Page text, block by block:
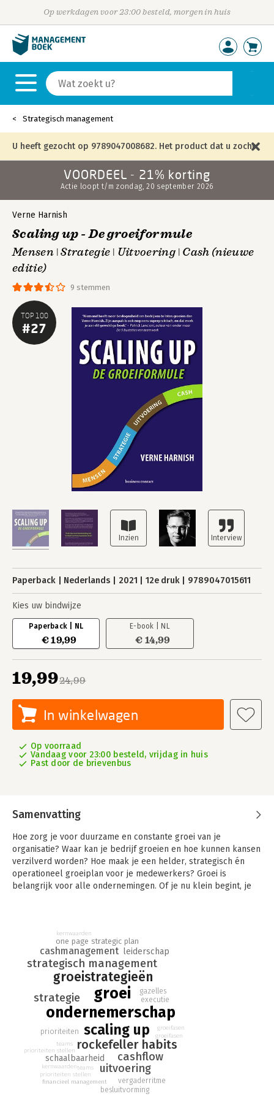
Op werkdagen voor 23:00 besteld, morgen in huis
Strategisch management
U heeft gezocht op 9789047008682. Het product dat u zocht
is niet meer in die editie leverbaar en is vervangen door de
onderstaande editie.
VOORDEEL - 21% korting
Actie loopt t/m zondag, 20 september 2026
TOP 100
#27
9 stemmen
Verne Harnish
Scaling up - De groeiformule
Mensen ǀ Strategie ǀ Uitvoering ǀ Cash (nieuwe
editie)
Paperback Nederlands 2021 12e druk 9789047015611
Kies uw bindwijze
Paperback | NL
€ 19,99
E-book | NL
€ 14,99
24,99
19,99
In winkelwagen
Op voorraad
Vandaag voor 23:00 besteld, vrijdag in huis
Past door de brievenbus
Samenvatting
Hoe zorg je voor duurzame en constante groei van je
organisatie? Waar kan je bedrijf groeien en hoe kunnen kansen
verzilverd worden? Hoe maak je een helder, strategisch én
operationeel groeiplan voor je medewerkers? Groei is
belangrijk voor alle ondernemingen. Of je nu klein begint, je
Verne Harnish weet als geen andere bedrijfsadviseur welke
middelen en talenten je nodig hebt om duurzame groei te
bewerkstelligen. Zijn methode is overzichtelijk: de focus ligt
op vier beslissingsgebieden (mensen, strategie, uitvoering en
cash) en gebruikt drie werkdisciplines (prioriteiten, gegevens
en ritme). Verder zijn er nog twee versnellers (reputatie en
productie) en één katalysator.
Wil je groeien, of meer leren over groei, dan bevat dit boek
alle praktische handvatten en technieken om je lange termijn
groeiambities direct vorm te geven.
Deze nieuwste editie bevat – naast talloze wijzigingen en
toevoegingen- meer Nederlandse voorbeelden en cases, die
groei
ondernemerschap
scaling up
groeistrategieën
rockefeller habits
strategisch management
cashflow
uitvoering
strategie
cashmanagement
one page strategic plan
leiderschap
schaalbaarheid
gazelles
executie
vergaderritme
besluitvorming
prioriteiten
financieel management
prioriteiten stellen
groeifasen
teams
kernwaarden
prioriteiten stellen
groeifasen
teams
kernwaarden